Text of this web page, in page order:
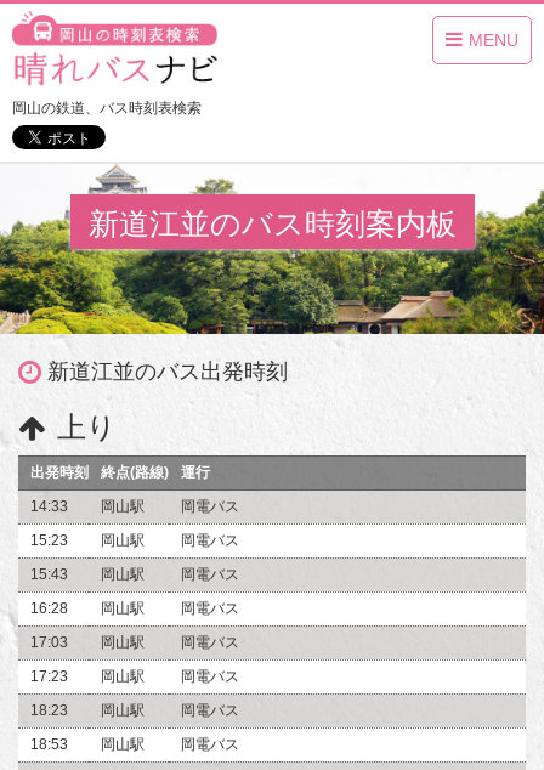
MENU
岡山の鉄道、バス時刻表検索
新道江並のバス時刻案内板
新道江並のバス出発時刻
上り
出発時刻 終点(路線)
運行
14:33
岡山駅
岡電バス
15:23
岡山駅
岡電バス
15:43
岡山駅
岡電バス
16:28
岡山駅
岡電バス
17:03
岡山駅
岡電バス
17:23
岡山駅
岡電バス
18:23
岡山駅
岡電バス
18:53
岡山駅
岡電バス